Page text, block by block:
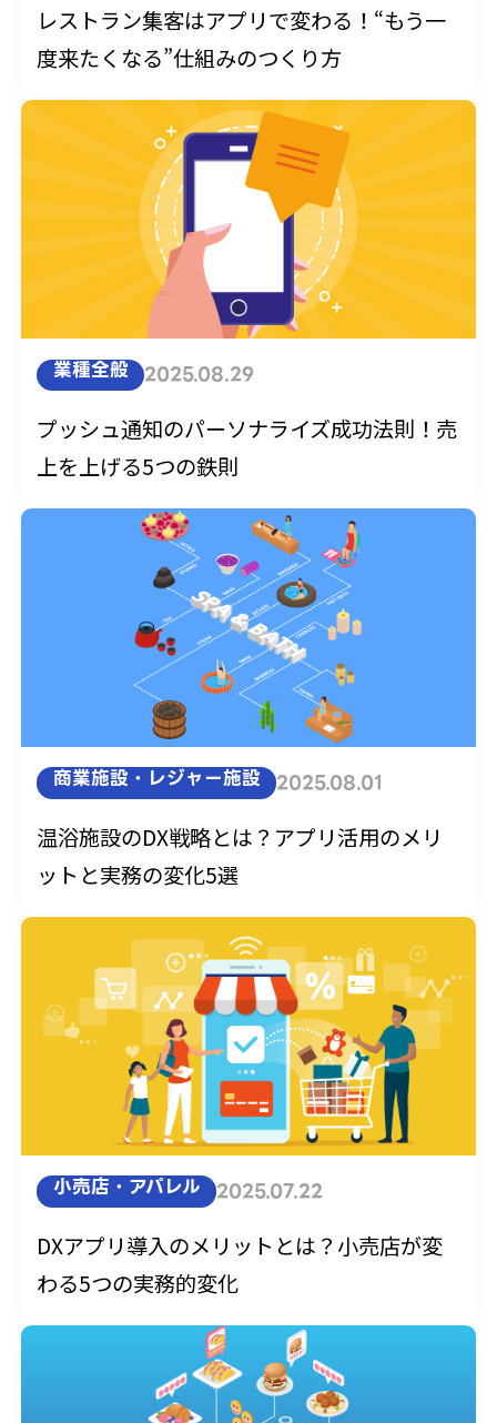
レストラン集客はアプリで変わる！“もう一
度来たくなる”仕組みのつくり方
業種全般 2025.08.29
プッシュ通知のパーソナライズ成功法則！売
上を上げる5つの鉄則
商業施設・レジャー施設 2025.08.01
温浴施設のDX戦略とは？アプリ活用のメリ
ットと実務の変化5選
小売店・アパレル 2025.07.22
DXアプリ導入のメリットとは？小売店が変
わる5つの実務的変化